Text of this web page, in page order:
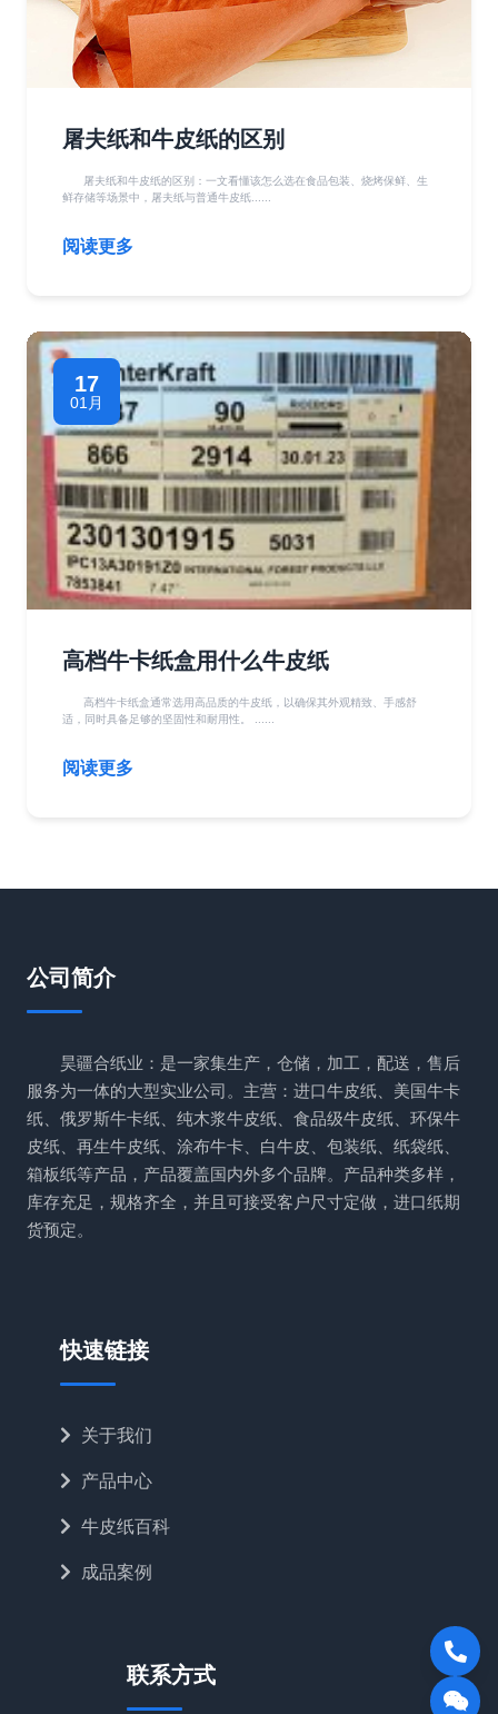
屠夫纸和牛皮纸的区别
屠夫纸和牛皮纸的区别：一文看懂该怎么选在食品包装、烧烤保鲜、生
鲜存储等场景中，屠夫纸与普通牛皮纸......
阅读更多
17
01月
高档牛卡纸盒用什么牛皮纸
高档牛卡纸盒通常选用高品质的牛皮纸，以确保其外观精致、手感舒
适，同时具备足够的坚固性和耐用性。 ......
阅读更多
公司简介
昊疆合纸业：是一家集生产，仓储，加工，配送，售后
服务为一体的大型实业公司。主营：进口牛皮纸、美国牛卡
纸、俄罗斯牛卡纸、纯木浆牛皮纸、食品级牛皮纸、环保牛
皮纸、再生牛皮纸、涂布牛卡、白牛皮、包装纸、纸袋纸、
箱板纸等产品，产品覆盖国内外多个品牌。产品种类多样，
库存充足，规格齐全，并且可接受客户尺寸定做，进口纸期
货预定。
快速链接
关于我们
产品中心
牛皮纸百科
成品案例
联系方式